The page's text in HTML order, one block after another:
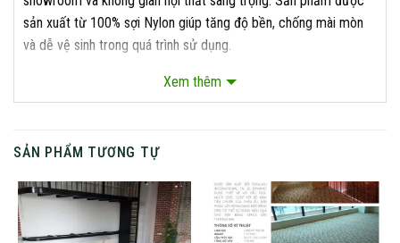
sản xuất từ 100% sợi Nylon giúp tăng độ bền, chống mài mòn
và dễ vệ sinh trong quá trình sử dụng.
Xem thêm
SẢN PHẨM TƯƠNG TỰ